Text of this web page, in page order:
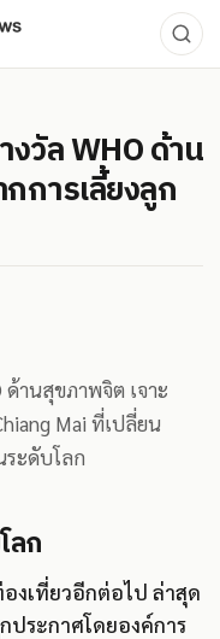
งวัล WHO ด้าน
การเลี้ยงลูก
ด้านสุขภาพจิต เจาะ
Mai ที่เปลี่ยน
ระดับโลก
ลก
องเที่ยวอีกต่อไป ล่าสุด
ประกาศโดยองค์การ